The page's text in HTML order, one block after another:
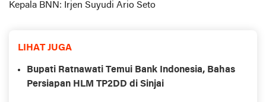
Kepala BNN: Irjen Suyudi Ario Seto
LIHAT JUGA
Bupati Ratnawati Temui Bank Indonesia, Bahas
Persiapan HLM TP2DD di Sinjai